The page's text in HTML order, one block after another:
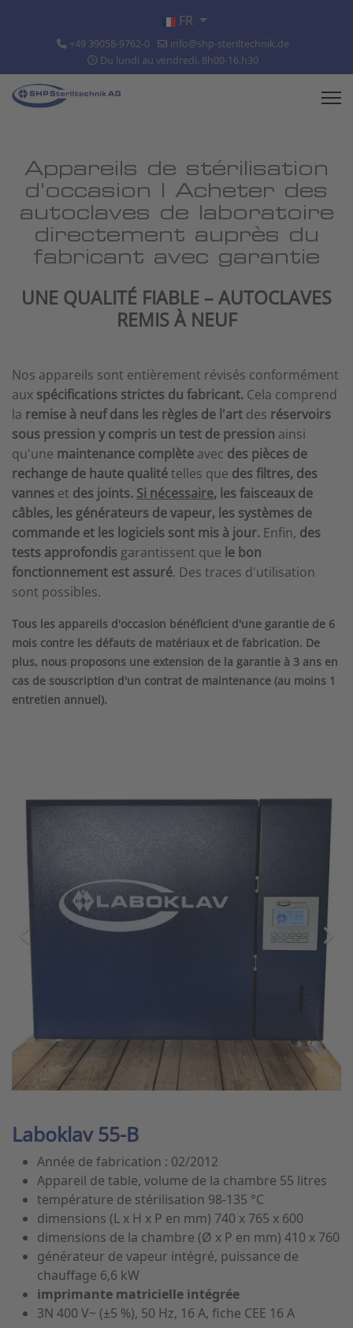
Sélectionnez votre langue
FR
+49 39058-9762-0
info@shp-steriltechnik.de
Du lundi au vendredi. 8h00-16.h30
Appareils de stérilisation
d'occasion | Acheter des
autoclaves de laboratoire
directement auprès du
fabricant avec garantie
UNE QUALITÉ FIABLE – AUTOCLAVES
REMIS À NEUF
Nos appareils sont entièrement révisés conformément
aux spécifications strictes du fabricant. Cela comprend
la remise à neuf dans les règles de l'art des réservoirs
sous pression y compris un test de pression ainsi
qu'une maintenance complète avec des pièces de
rechange de haute qualitételles que des filtres, des
vannes et des joints. Si nécessaire, les faisceaux de
câbles, les générateurs de vapeur, les systèmes de
commande et les logiciels sont mis à jour. Enfin, des
tests approfondis garantissent que le bon
fonctionnement est assuré. Des traces d'utilisation
sont possibles.
Tous les appareils d'occasion bénéficient d'une garantie de 6
mois contre les défauts de matériaux et de fabrication. De
plus, nous proposons une extension de la garantie à 3 ans en
cas de souscription d'un contrat de maintenance (au moins 1
entretien annuel).
Laboklav 55-B
Année de fabrication : 02/2012
Appareil de table, volume de la chambre 55 litres
température de stérilisation 98-135 °C
dimensions (L x H x P en mm) 740 x 765 x 600
dimensions de la chambre (Ø x P en mm) 410 x 760
générateur de vapeur intégré, puissance de
chauffage 6,6 kW
imprimante matricielle intégrée
3N 400 V~ (±5 %), 50 Hz, 16 A, fiche CEE 16 A